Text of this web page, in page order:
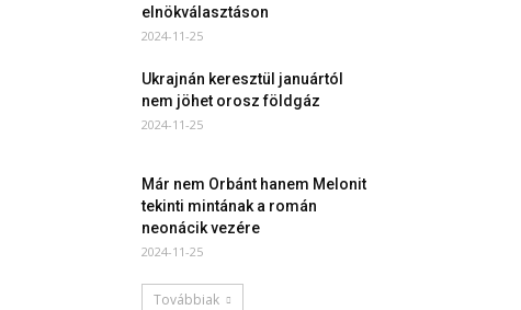
elnökválasztáson
2024-11-25
Ukrajnán keresztül januártól
nem jöhet orosz földgáz
2024-11-25
Már nem Orbánt hanem Melonit
tekinti mintának a román
neonácik vezére
2024-11-25
Továbbiak